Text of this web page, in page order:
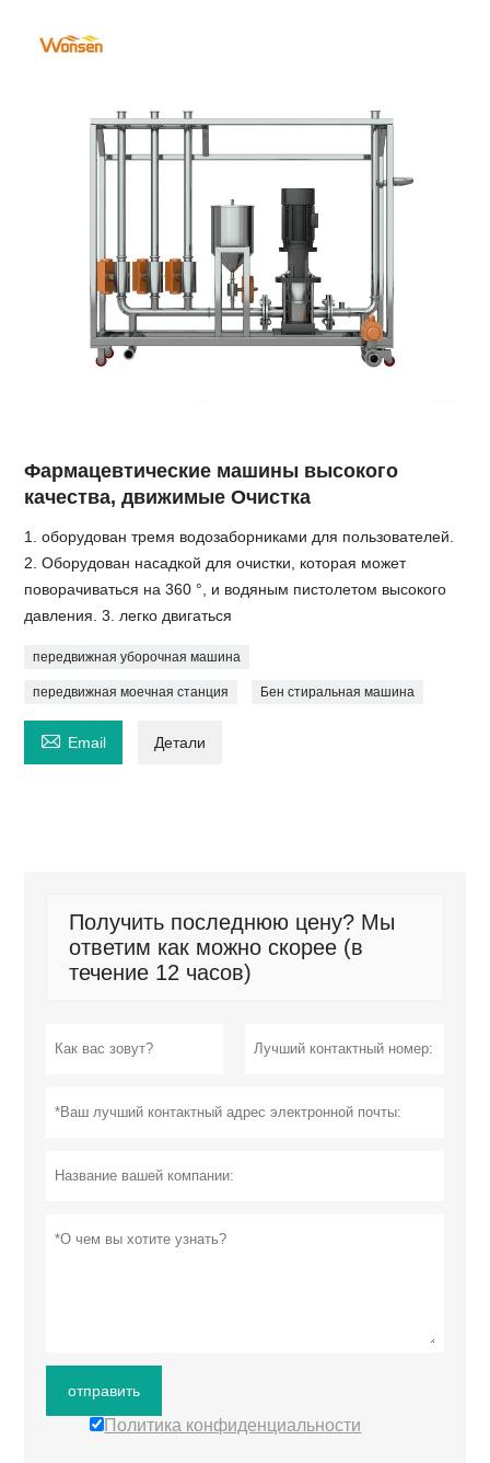
Фармацевтические машины высокого
качества, движимые Очистка
1. оборудован тремя водозаборниками для пользователей.
2. Оборудован насадкой для очистки, которая может
поворачиваться на 360 °, и водяным пистолетом высокого
давления. 3. легко двигаться
передвижная уборочная машина
передвижная моечная станция Бен стиральная машина
 Email Детали
Получить последнюю цену? Мы
ответим как можно скорее (в
течение 12 часов)
отправить
Политика конфиденциальности